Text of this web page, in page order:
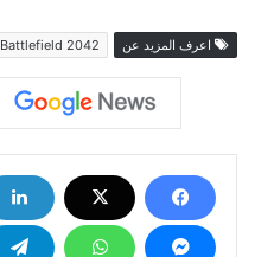
اعرف المزيد عن Battlefield 2042